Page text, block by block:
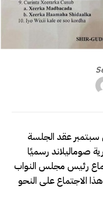
سبتمبر عقد الجلسة
صوماليلاند رسميًا
الاجتماع على النحو